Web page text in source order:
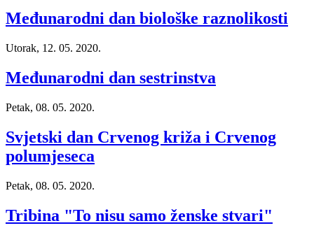
Međunarodni dan biološke raznolikosti
Utorak, 12. 05. 2020.
Međunarodni dan sestrinstva
Petak, 08. 05. 2020.
Svjetski dan Crvenog križa i Crvenog
polumjeseca
Petak, 08. 05. 2020.
Tribina "To nisu samo ženske stvari"